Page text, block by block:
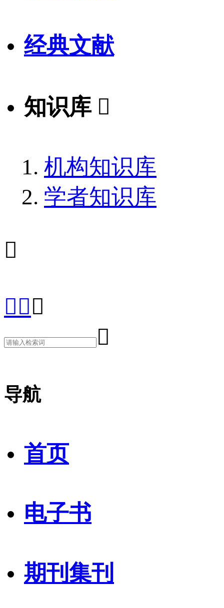
经典文献
知识库 
机构知识库
学者知识库



导航
首页
电子书
期刊集刊